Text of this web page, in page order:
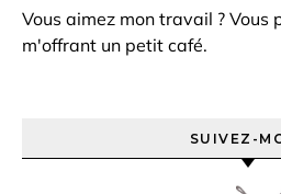
Vous aimez mon travail ? Vous
m'offrant un petit café.
SUIVEZ-